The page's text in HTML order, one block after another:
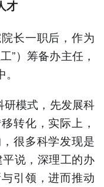
才
长一职后，作为
”）筹备办主任，
研模式，先发展科
转化，实际上，
很多科学发现是
说，深理工的办
引领，进而推动